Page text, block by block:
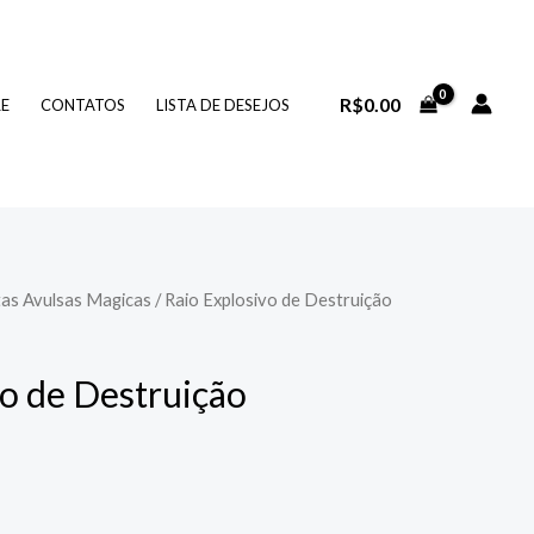
CONTATOS LISTA DE DESEJOS R$0.00
Avulsas Magicas / Raio Explosivo de Destruição
de Destruição